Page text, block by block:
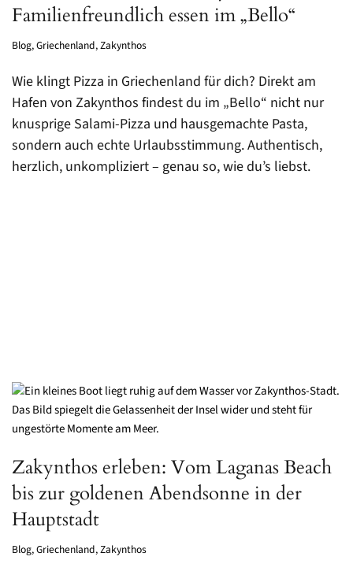
Familienfreundlich essen im „Bello“
Blog,Griechenland,Zakynthos
Wie klingt Pizza in Griechenland für dich? Direkt am
Hafen von Zakynthos findest du im „Bello“ nicht nur
knusprige Salami-Pizza und hausgemachte Pasta,
sondern auch echte Urlaubsstimmung. Authentisch,
herzlich, unkompliziert – genau so, wie du’s liebst.
Zakynthos erleben: Vom Laganas Beach
bis zur goldenen Abendsonne in der
Hauptstadt
Blog,Griechenland,Zakynthos